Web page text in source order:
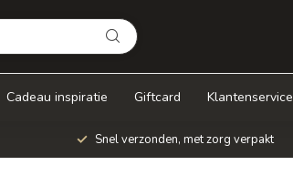
Cadeau inspiratie Giftcard Klantenservice
Snel verzonden, met zorg verpakt